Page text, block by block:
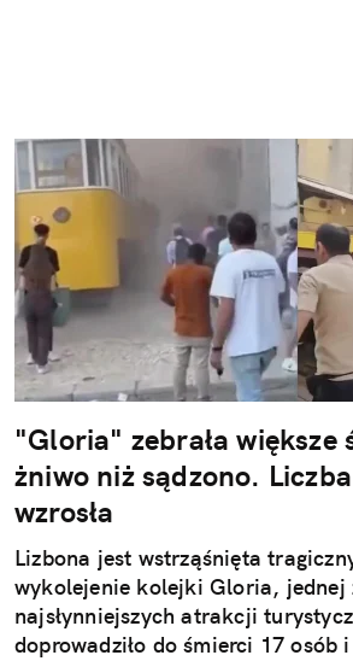
"Gloria" zebrała większe
żniwo niż sądzono.
wzrosła
Lizbona jest wstrząśnięta
wykolejenie kolejki Gloria, jednej
najsłynniejszych atrakcji
doprowadziło do śmierci 17 osób